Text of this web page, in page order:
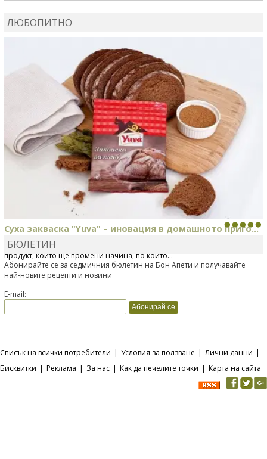
ЛЮБОПИТНО
Суха закваска "Yuva" – иновация в домашното приго...
Отскоро Лесафр България стартира предлагането на изцяло нов
продукт, който ще промени начина, по който...
БЮЛЕТИН
Абонирайте се за седмичния бюлетин на Бон Апети и получавайте
най-новите рецепти и новини
E-mail:
Списък на всички потребители | Условия за ползване | Лични данни |
Бисквитки | Реклама | За нас | Как да печелите точки | Карта на сайта